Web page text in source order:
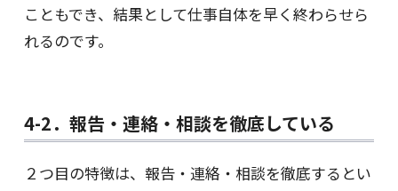
こともでき、結果として仕事自体を早く終わらせら
れるのです。
4-2．報告・連絡・相談を徹底している
２つ目の特徴は、報告・連絡・相談を徹底するとい